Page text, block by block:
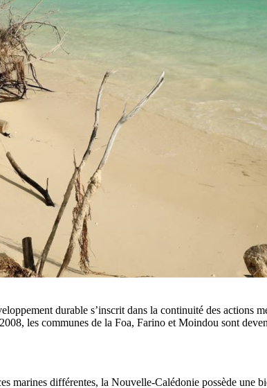
durable s’inscrit dans la continuité des actions
les communes de la Foa, Farino et Moindou sont
marines différentes, la Nouvelle-Calédonie possède